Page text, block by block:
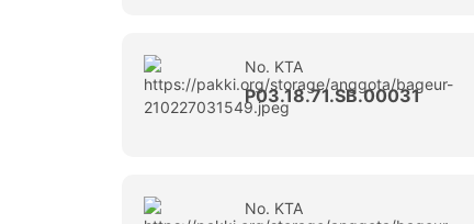
No. KTA
P03.18.71.SB.00031
No. KTA